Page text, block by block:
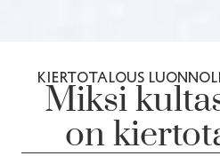
KIERTOTALOUS
Miksi
on